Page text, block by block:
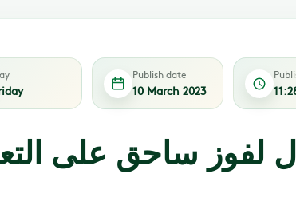
Publish date
10 March 2023
لفوز ساحق على